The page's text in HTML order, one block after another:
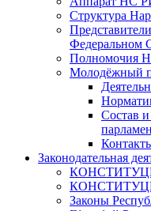
Структура
Федеральном
Полномочия
Молодёжный
Состав
Законодательная
Законы